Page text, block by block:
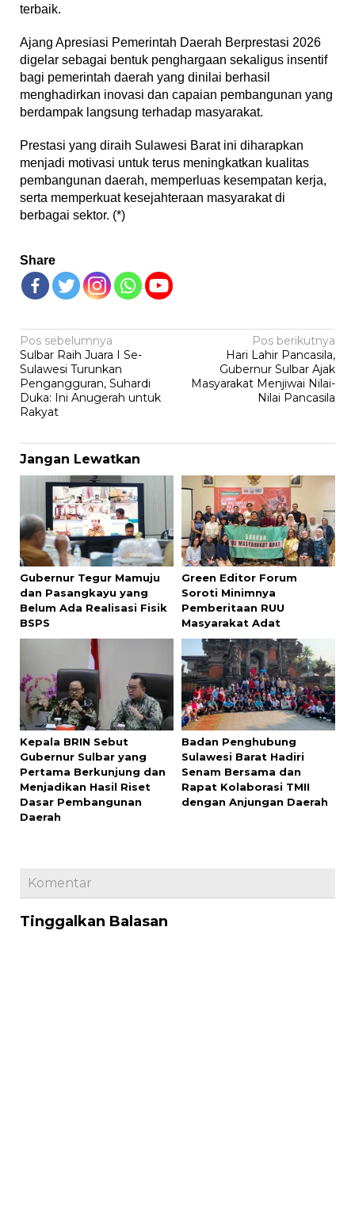
terbaik.
Ajang Apresiasi Pemerintah Daerah Berprestasi 2026
digelar sebagai bentuk penghargaan sekaligus insentif
bagi pemerintah daerah yang dinilai berhasil
menghadirkan inovasi dan capaian pembangunan yang
berdampak langsung terhadap masyarakat.
Prestasi yang diraih Sulawesi Barat ini diharapkan
menjadi motivasi untuk terus meningkatkan kualitas
pembangunan daerah, memperluas kesempatan kerja,
serta memperkuat kesejahteraan masyarakat di
berbagai sektor. (*)
Share
Navigasi
pos
Pos sebelumnya
Sulbar Raih Juara I Se-
Sulawesi Turunkan
Pengangguran, Suhardi
Duka: Ini Anugerah untuk
Rakyat
Pos berikutnya
Hari Lahir Pancasila,
Gubernur Sulbar Ajak
Masyarakat Menjiwai Nilai-
Nilai Pancasila
Jangan Lewatkan
Gubernur Tegur Mamuju
dan Pasangkayu yang
Belum Ada Realisasi Fisik
BSPS
Green Editor Forum
Soroti Minimnya
Pemberitaan RUU
Masyarakat Adat
Kepala BRIN Sebut
Gubernur Sulbar yang
Pertama Berkunjung dan
Menjadikan Hasil Riset
Dasar Pembangunan
Daerah
Badan Penghubung
Sulawesi Barat Hadiri
Senam Bersama dan
Rapat Kolaborasi TMII
dengan Anjungan Daerah
Komentar
Tinggalkan Balasan